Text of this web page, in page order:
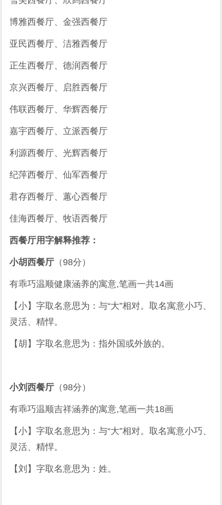
博雅西餐厅、金强西餐厅
亚民西餐厅、洁雅西餐厅
正生西餐厅、德润西餐厅
京兴西餐厅、启胜西餐厅
伟联西餐厅、华辉西餐厅
嘉宇西餐厅、立派西餐厅
利源西餐厅、光辉西餐厅
纪萍西餐厅、仙军西餐厅
君存西餐厅、蕙心西餐厅
佳海西餐厅、牧语西餐厅
西餐厅用字解释推荐：
小胡西餐厅 （98分）
有乖巧温顺健康涵养的寓意,笔画一共14画
【小】字取名意思为：与“大”相对。取名寓意小巧、
灵活、精悍。
【胡】字取名意思为：指外国或外族的。
小刘西餐厅 （98分）
有乖巧温顺吉祥涵养的寓意,笔画一共18画
【小】字取名意思为：与“大”相对。取名寓意小巧、
灵活、精悍。
【刘】字取名意思为：姓。